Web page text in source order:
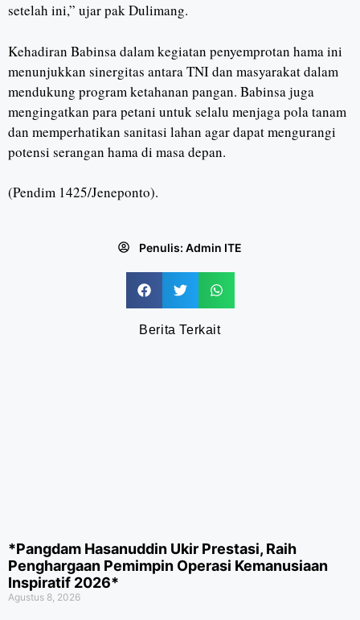
setelah ini,” ujar pak Dulimang.
Kehadiran Babinsa dalam kegiatan penyemprotan hama ini
menunjukkan sinergitas antara TNI dan masyarakat dalam
mendukung program ketahanan pangan. Babinsa juga
mengingatkan para petani untuk selalu menjaga pola tanam
dan memperhatikan sanitasi lahan agar dapat mengurangi
potensi serangan hama di masa depan.
(Pendim 1425/Jeneponto).
Penulis: Admin ITE
Berita Terkait
*Pangdam Hasanuddin Ukir Prestasi, Raih
Penghargaan Pemimpin Operasi Kemanusiaan
Inspiratif 2026*
Agustus 8, 2026